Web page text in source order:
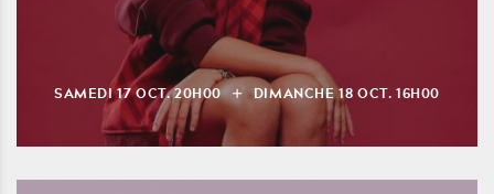
SAMEDI17OCT.20H00 DIMANCHE18 OCT. 16H00